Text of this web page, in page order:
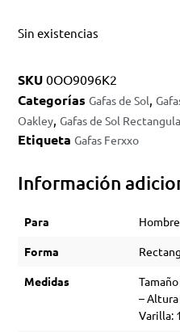
Sin existencias
SKU0OO9096K2
Categorías Gafas de Sol,
Oakley,Gafas de Sol
Etiqueta Gafas Ferxxo
Información
Para Hombre
Forma
Medidas
–
Varilla: